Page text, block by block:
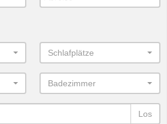
Schlafplätze
Badezimmer
Los